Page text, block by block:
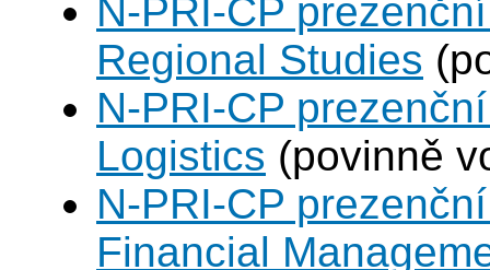
N-PRI-CP
Regional Studies
N-PRI-CP
Logistics (povinně
N-PRI-CP
Financial